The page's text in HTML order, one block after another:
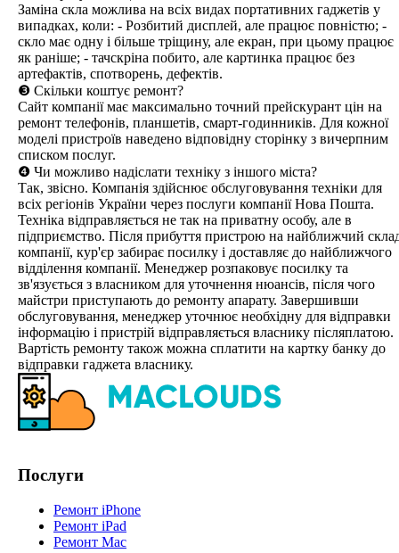
Заміна скла можлива на всіх видах портативних гаджетів у
випадках, коли: - Розбитий дисплей, але працює повністю; -
скло має одну і більше тріщину, але екран, при цьому працює
як раніше; - тачскріна побито, але картинка працює без
артефактів, спотворень, дефектів.
❸ Скільки коштує ремонт?
Сайт компанії має максимально точний прейскурант цін на
ремонт телефонів, планшетів, смарт-годинників. Для кожної
моделі пристроїв наведено відповідну сторінку з вичерпним
списком послуг.
❹ Чи можливо надіслати техніку з іншого міста?
Так, звісно. Компанія здійснює обслуговування техніки для
всіх регіонів України через послуги компанії Нова Пошта.
Техніка відправляється не так на приватну особу, але в
підприємство. Після прибуття пристрою на найближчий
компанії, кур'єр забирає посилку і доставляє до найближчого
відділення компанії. Менеджер розпаковує посилку та
зв'язується з власником для уточнення нюансів, після чого
майстри приступають до ремонту апарату. Завершивши
обслуговування, менеджер уточнює необхідну для відправки
інформацію і пристрій відправляється власнику післяплатою.
Вартість ремонту також можна сплатити на картку банку до
відправки гаджета власнику.
Послуги
Ремонт iPhone
Ремонт iPad
Ремонт Mac